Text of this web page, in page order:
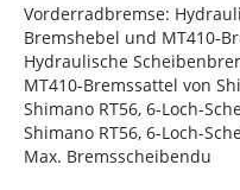
Vorderradbremse:
Bremshebel und MT410-
Hydraulische
MT410-Bremssattel von
Shimano RT56, 6-Loch-
Shimano RT56, 6-Loch-
Max. Bremsscheibendu